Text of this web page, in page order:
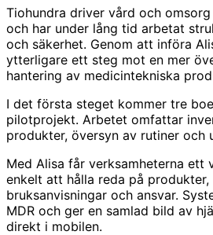
Tiohundra driver vård och
och har under lång tid arbetat
och säkerhet. Genom att införa
ytterligare ett steg mot en mer
hantering av medicintekniska
I det första steget kommer tre
pilotprojekt. Arbetet omfattar
produkter, översyn av rutiner och
Med Alisa får verksamheterna ett
enkelt att hålla reda på
bruksanvisningar och ansvar.
MDR och ger en samlad bild av
direkt i mobilen.